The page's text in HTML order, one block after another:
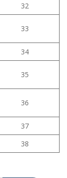
32
33
34
35
36
37
38